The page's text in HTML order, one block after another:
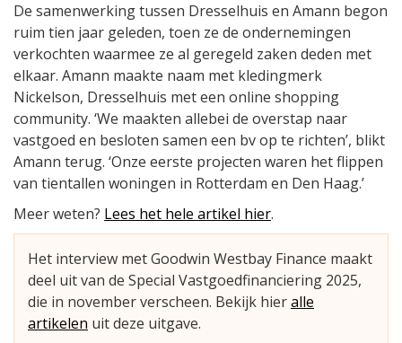
De samenwerking tussen Dresselhuis en Amann begon
ruim tien jaar geleden, toen ze de ondernemingen
verkochten waarmee ze al geregeld zaken deden met
elkaar. Amann maakte naam met kledingmerk
Nickelson, Dresselhuis met een online shopping
community. ‘We maakten allebei de overstap naar
vastgoed en besloten samen een bv op te richten’, blikt
Amann terug. ‘Onze eerste projecten waren het flippen
van tientallen woningen in Rotterdam en Den Haag.’
Meer weten? Lees het hele artikel hier.
Het interview met Goodwin Westbay Finance maakt
deel uit van de Special Vastgoedfinanciering 2025,
die in november verscheen. Bekijk hieralle
artikelen uit deze uitgave.